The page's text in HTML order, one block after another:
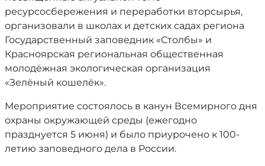
ресурсосбережения и переработки вторсырья,
организовали в школах и детских садах региона
Государственный заповедник «Столбы» и
Красноярская региональная общественная
молодёжная экологическая организация
«Зелёный кошелёк».
Мероприятие состоялось в канун Всемирного дня
охраны окружающей среды (ежегодно
празднуется 5 июня) и было приурочено к 100-
летию заповедного дела в России.